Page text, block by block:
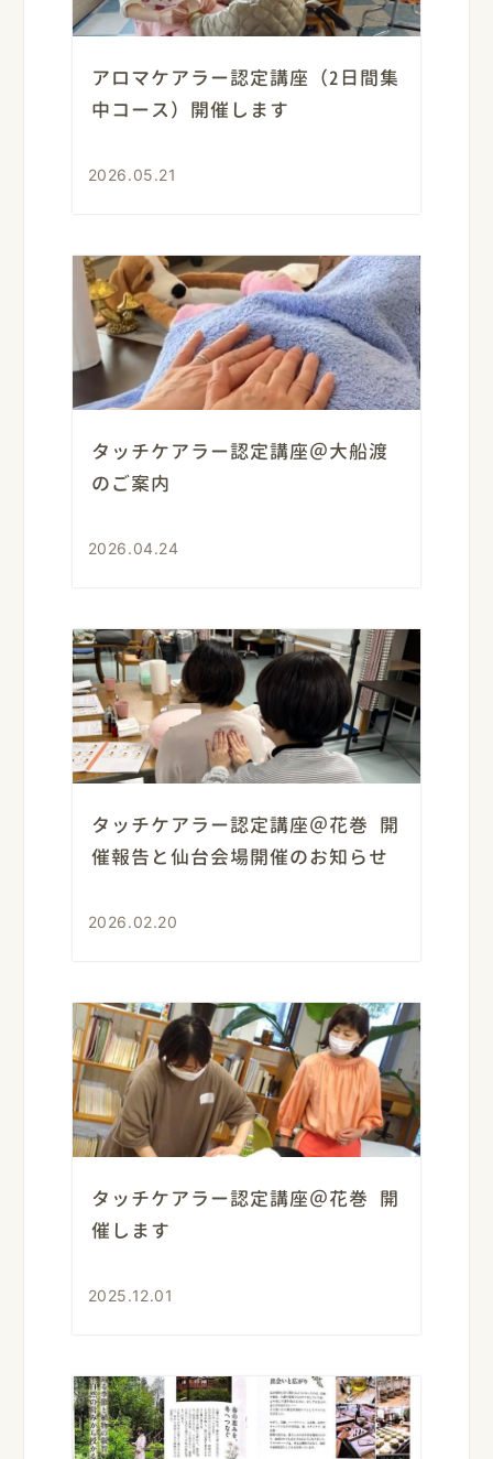
アロマケアラー認定講座（2日間集
中コース）開催します
2026.05.21
タッチケアラー認定講座＠大船渡
のご案内
2026.04.24
タッチケアラー認定講座＠花巻 開
催報告と仙台会場開催のお知らせ
2026.02.20
タッチケアラー認定講座＠花巻 開
催します
2025.12.01